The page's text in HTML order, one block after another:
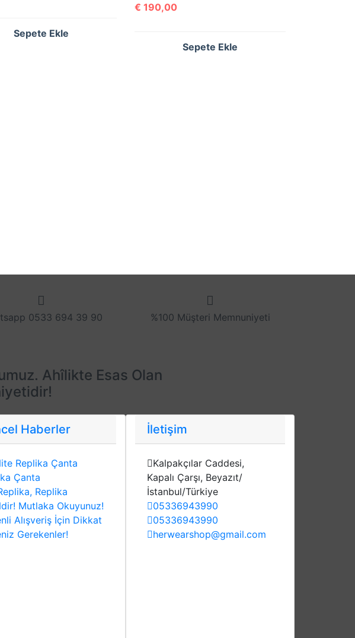
Sepete Ekle
€ 190,00
Sepete Ekle
0533 694 39 90 %100 Müşteri Memnuniyeti
Ahîlikte Esas Olan
Haberler
Replika Çanta
Çanta
Replika
Mutlaka Okuyunuz!
Alışveriş İçin Dikkat
Gerekenler!
İletişim
Kalpakçılar Caddesi,
Kapalı Çarşı, Beyazıt/
İstanbul/Türkiye
05336943990
05336943990
herwearshop@gmail.com